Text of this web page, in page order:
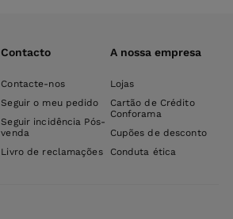
Contacto
Contacte-nos
Seguir o meu pedido
Seguir incidência Pós-
venda
Livro de reclamações
A nossa empresa
Lojas
Cartão de Crédito
Conforama
Cupões de desconto
Conduta ética